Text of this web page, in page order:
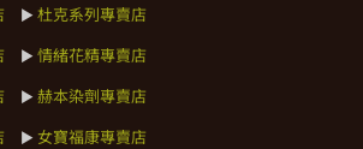
► 杜克系列專賣店
► 情緒花精專賣店
► 赫本染劑專賣店
► 女寶福康專賣店